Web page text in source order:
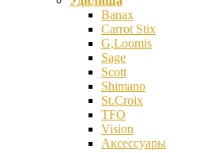
Banax
Carrot Stix
G,Loomis
Sage
Scott
Shimano
St.Croix
TFO
Vision
Аксессуары